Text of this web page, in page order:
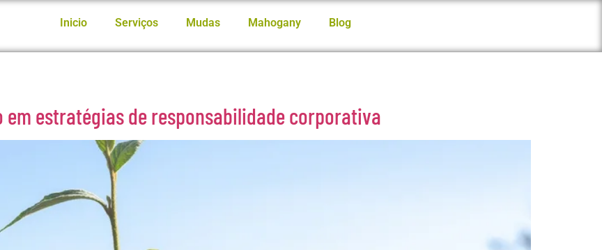
Inicio Serviços Mudas Mahogany Blog
em estratégias de responsabilidade corporativa